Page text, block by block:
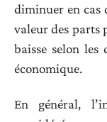
diminuer en cas
valeur des parts
baisse selon
économique.
En général,